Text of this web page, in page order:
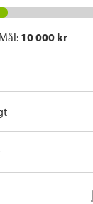
Mål: 10 000 kr